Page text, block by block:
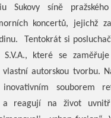
Sukovy síně
koncertů, jejichž
Tentokrát si
S.V.A., které se
vlastní autorskou tvorbu.
souborem
a reagují na život uvnitř